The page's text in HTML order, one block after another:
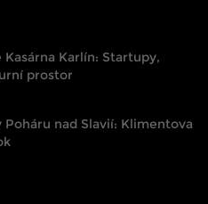
Kasárna Karlín: Startupy,
prostor
nad Slavií: Klimentova